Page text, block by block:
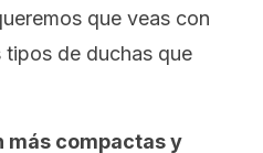
que veas con
de duchas que
más compactas y